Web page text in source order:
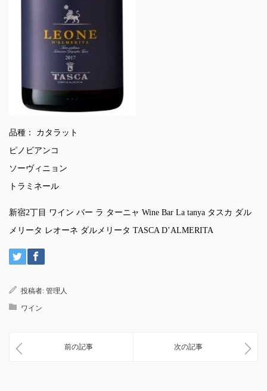
品種： カタラット
ピノビアンコ
ソーヴィニョン
トラミネール
新宿2丁目 ワイン バー ラ ターニャ Wine Bar La tanya タスカ ダル
メリータ レオーネ ダルメリータ TASCA D’ALMERITA
投稿者: 管理人
ワイン
前の記事 次の記事